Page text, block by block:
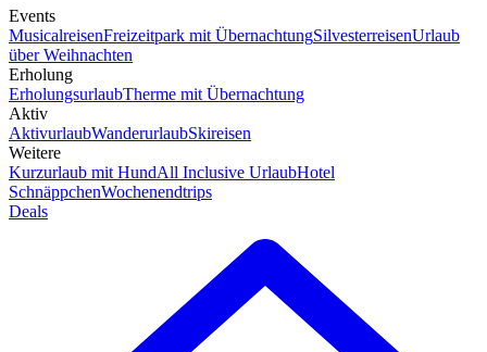
Events
MusicalreisenFreizeitpark mit ÜbernachtungSilvesterreisenUrlaub
über Weihnachten
Erholung
ErholungsurlaubTherme mit Übernachtung
Aktiv
AktivurlaubWanderurlaubSkireisen
Weitere
Kurzurlaub mit HundAll Inclusive UrlaubHotel
SchnäppchenWochenendtrips
Deals